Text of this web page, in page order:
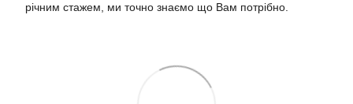
річним стажем, ми точно знаємо що Вам потрібно.